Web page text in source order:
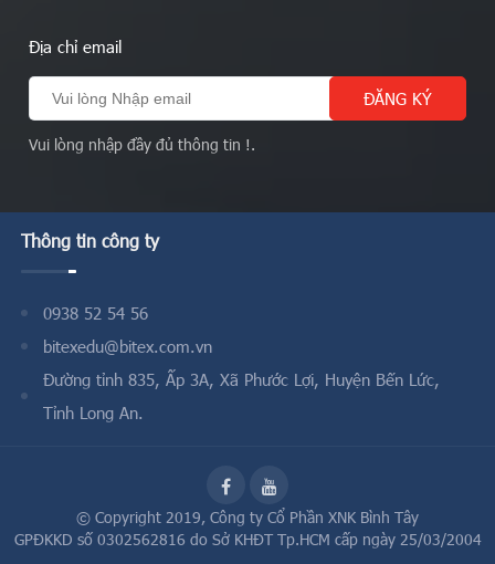
Địa chỉ email
Vui lòng nhập đầy đủ thông tin !.
Thông tin công ty
0938 52 54 56
bitexedu@bitex.com.vn
Đường tỉnh 835, Ấp 3A, Xã Phước Lợi, Huyện Bến Lức,
Tỉnh Long An.
© Copyright 2019, Công ty Cổ Phần XNK Bình Tây
GPĐKKD số 0302562816 do Sở KHĐT Tp.HCM cấp ngày 25/03/2004